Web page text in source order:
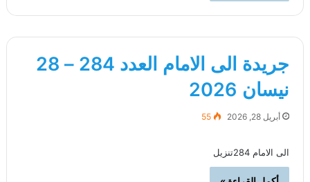
جريدة الى الامام العدد 284 – 28
نيسان 2026
أبريل 28, 2026 55
الى الامام 284تنزيل